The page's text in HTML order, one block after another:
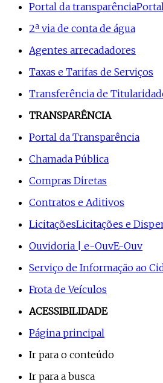
Portal da transparência
2ª via de conta de água
Agentes arrecadadores
Taxas e Tarifas de Serviços
Transferência de
TRANSPARÊNCIA
Portal da Transparência
Chamada Pública
Compras Diretas
Contratos e Aditivos
LicitaçõesLicitações e
Ouvidoria | e-OuvE-Ouv
Serviço de Informação ao
Frota de Veículos
ACESSIBILIDADE
Página principal
Ir para o conteúdo
Ir para a busca